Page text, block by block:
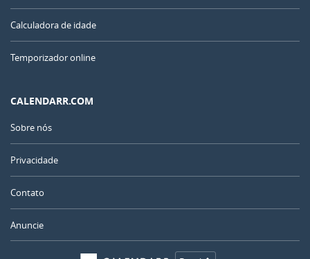
Calculadora de idade
Temporizador online
CALENDARR.COM
Sobre nós
Privacidade
Contato
Anuncie